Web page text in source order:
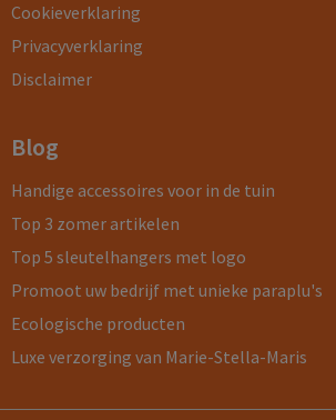
Cookieverklaring
Privacyverklaring
Disclaimer
Blog
Handige accessoires voor in de tuin
Top 3 zomer artikelen
Top 5 sleutelhangers met logo
Promoot uw bedrijf met unieke paraplu's
Ecologische producten
Luxe verzorging van Marie-Stella-Maris